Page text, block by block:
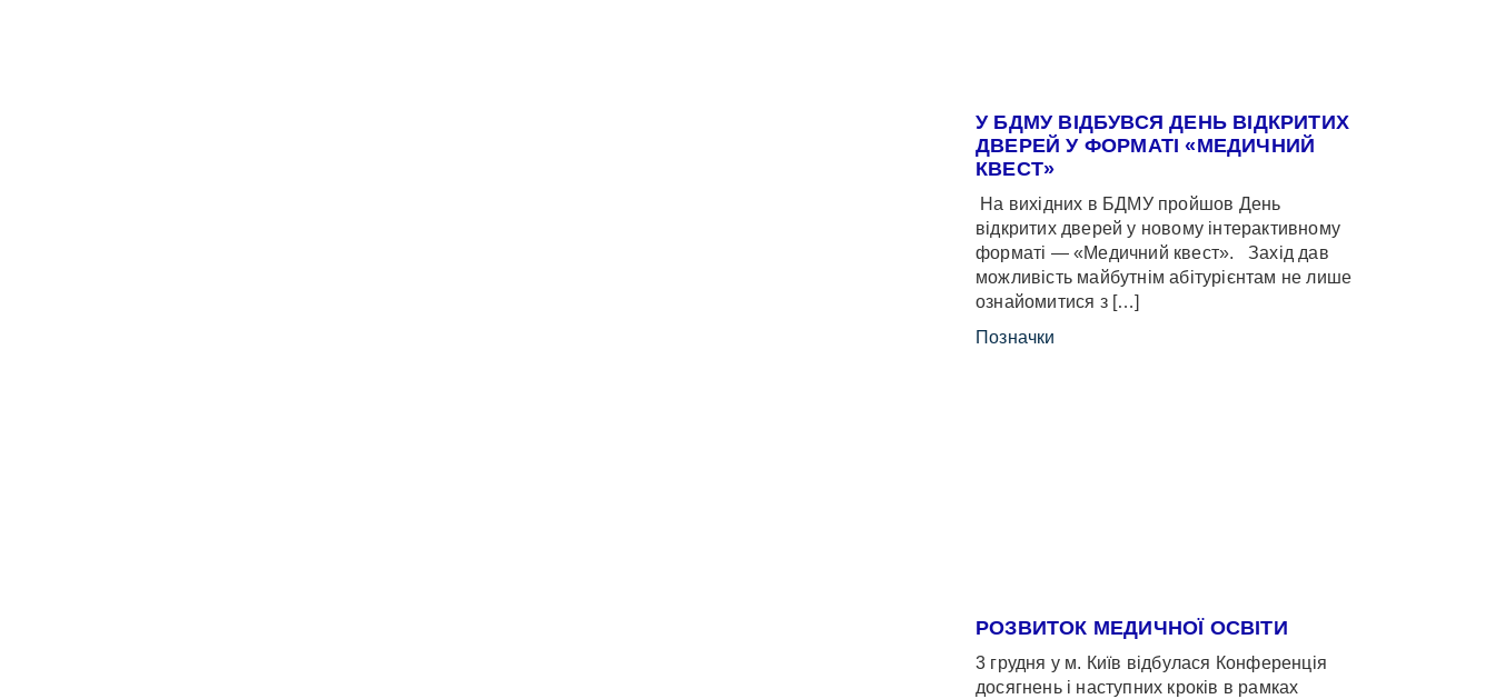
У БДМУ ВІДБУВСЯ ДЕНЬ ВІДКРИТИХ
ДВЕРЕЙ У ФОРМАТІ «МЕДИЧНИЙ
КВЕСТ»
На вихідних в БДМУ пройшов День
відкритих дверей у новому інтерактивному
форматі — «Медичний квест». Захід дав
можливість майбутнім абітурієнтам не лише
ознайомитися з […]
Позначки
РОЗВИТОК МЕДИЧНОЇ ОСВІТИ
3 грудня у м. Київ відбулася Конференція
досягнень і наступних кроків в рамках